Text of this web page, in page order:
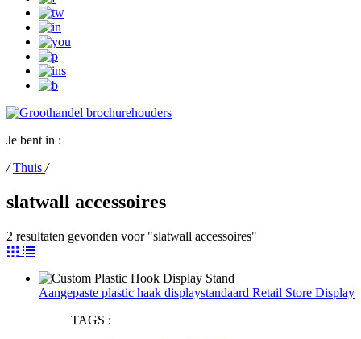
Je bent in :
/ Thuis /
slatwall accessoires
2 resultaten gevonden voor "slatwall accessoires"
Aangepaste plastic haak displaystandaard Retail Store Display
TAGS :